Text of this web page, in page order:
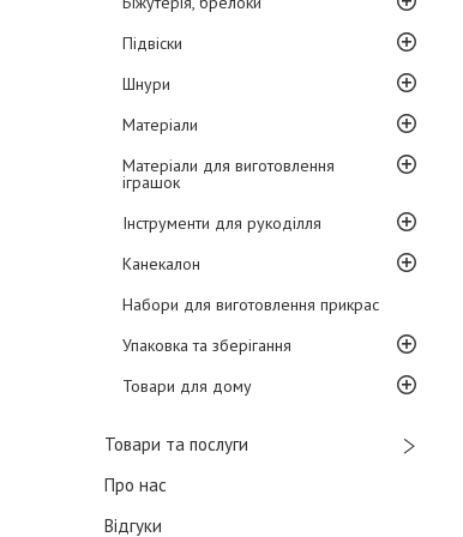
Підвіски
Шнури
Матеріали
Матеріали для виготовлення
іграшок
Інструменти для рукоділля
Канекалон
Набори для виготовлення прикрас
Упаковка та зберігання
Товари для дому
Товари та послуги
Про нас
Відгуки